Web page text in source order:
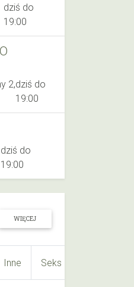
dziś do
19:00
2,dziś do
19:00
dziś do
19:00
WIĘCEJ
Inne Seks